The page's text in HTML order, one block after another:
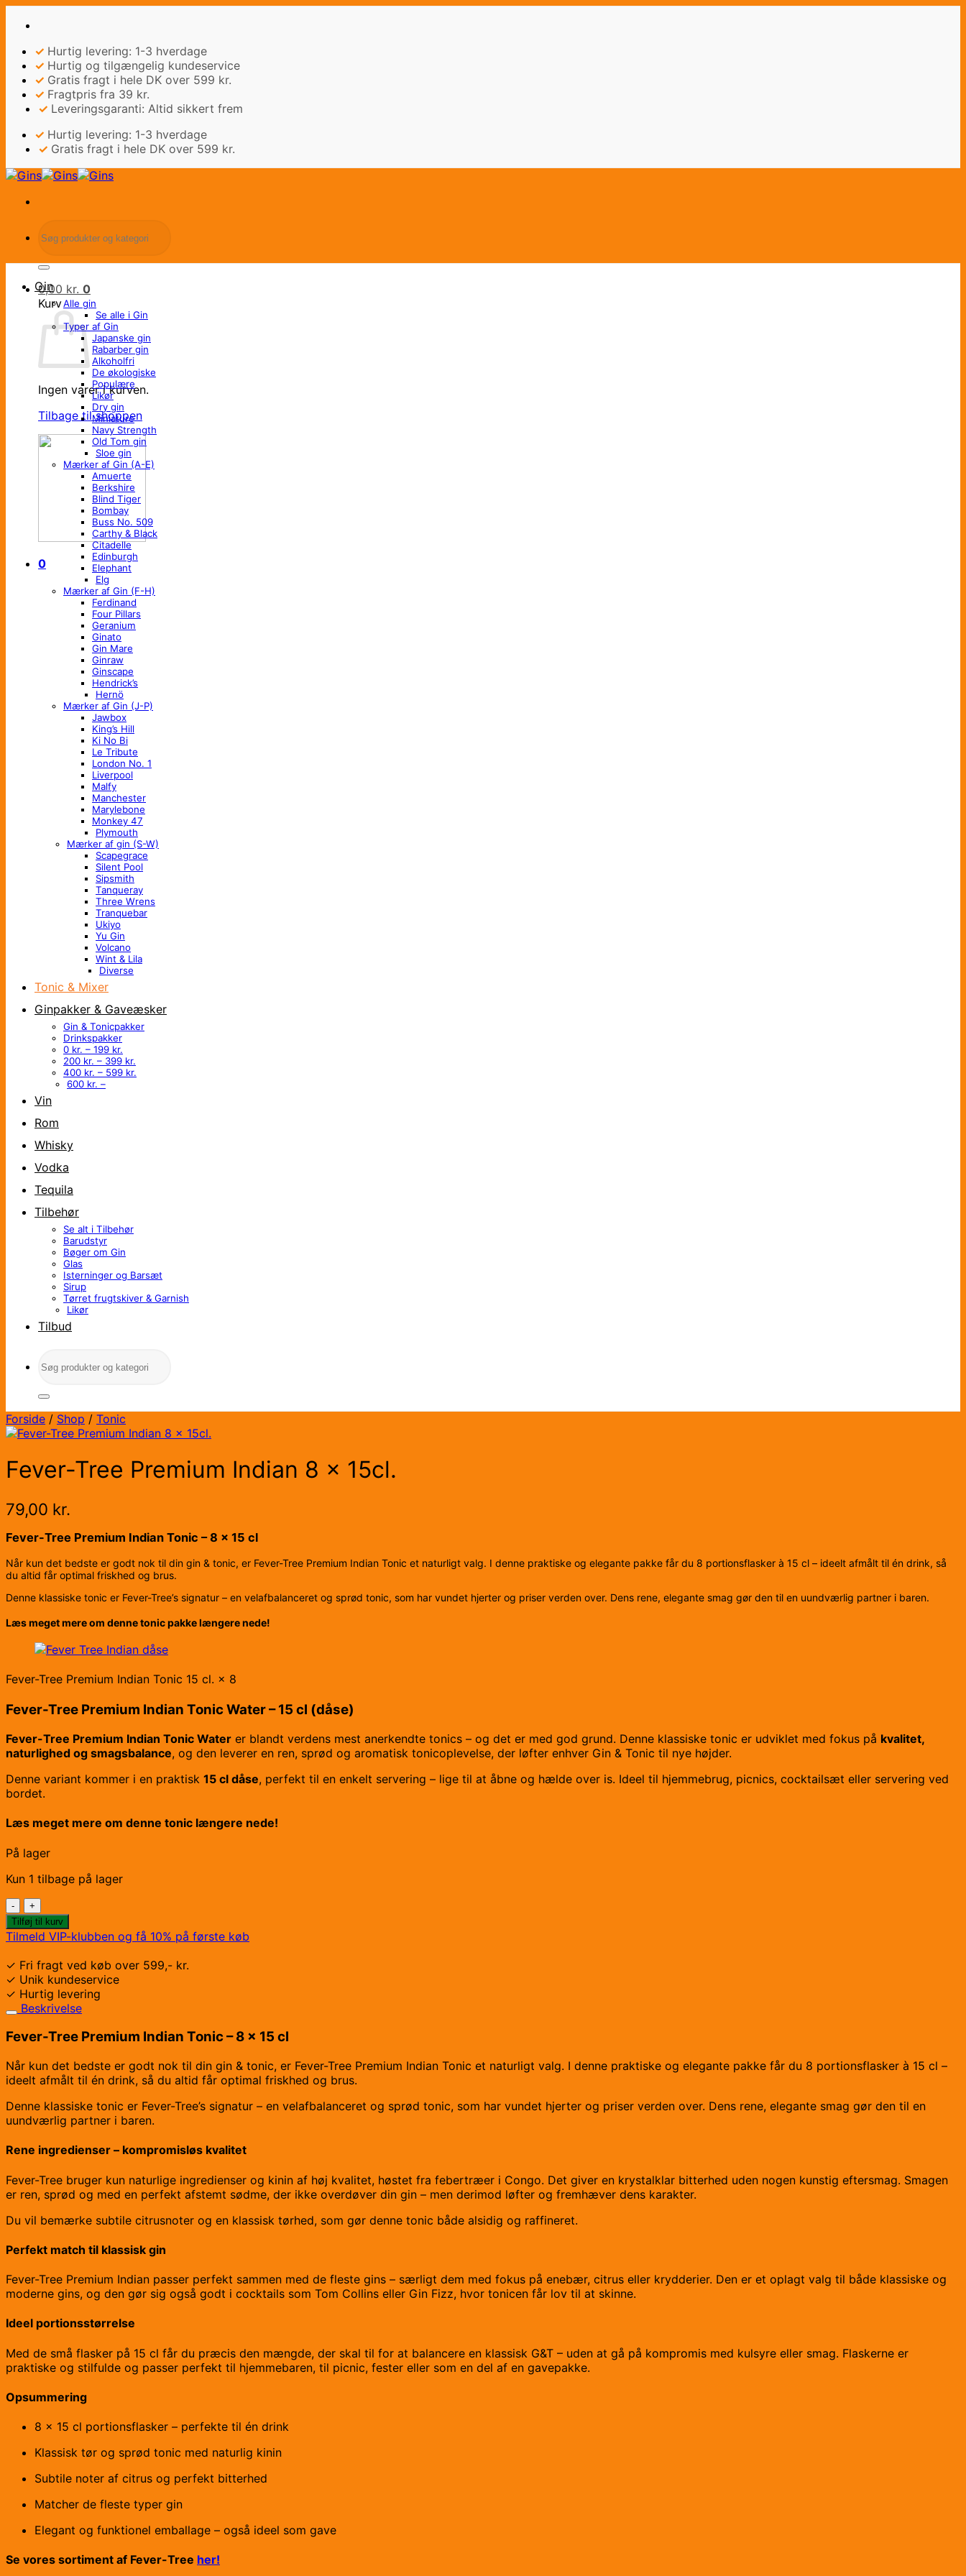
✓ Hurtig levering: 1-3 hverdage
✓ Hurtig og tilgængelig kundeservice
✓ Gratis fragt i hele DK over 599 kr.
✓ Fragtpris fra 39 kr.
✓ Leveringsgaranti: Altid sikkert frem
✓ Hurtig levering: 1-3 hverdage
✓ Gratis fragt i hele DK over 599 kr.
efter:
0,00 kr. 0
Kurv
Ingen varer i kurven.
Tilbage til shoppen
0
Gin
Alle gin
Se alle i Gin
Typer af Gin
Japanske gin
Rabarber gin
Alkoholfri
De økologiske
Populære
Likør
Dry gin
Miniature
Navy Strength
Old Tom gin
Sloe gin
Mærker af Gin (A-E)
Amuerte
Berkshire
Blind Tiger
Bombay
Buss No. 509
Carthy & Black
Citadelle
Edinburgh
Elephant
Elg
Mærker af Gin (F-H)
Ferdinand
Four Pillars
Geranium
Ginato
Gin Mare
Ginraw
Ginscape
Hendrick’s
Hernö
Mærker af Gin (J-P)
Jawbox
King’s Hill
Ki No Bi
Le Tribute
London No. 1
Liverpool
Malfy
Manchester
Marylebone
Monkey 47
Plymouth
Mærker af gin (S-W)
Scapegrace
Silent Pool
Sipsmith
Tanqueray
Three Wrens
Tranquebar
Ukiyo
Yu Gin
Volcano
Wint & Lila
Diverse
Tonic & Mixer
Ginpakker & Gaveæsker
Gin & Tonicpakker
Drinkspakker
0 kr. – 199 kr.
200 kr. – 399 kr.
400 kr. – 599 kr.
600 kr. –
Vin
Rom
Whisky
Vodka
Tequila
Tilbehør
Se alt i Tilbehør
Barudstyr
Bøger om Gin
Glas
Isterninger og Barsæt
Sirup
Tørret frugtskiver & Garnish
Likør
Tilbud
efter:
Forside / Shop / Tonic
Fever-Tree Premium Indian 8 x 15cl.
79,00 kr.
Fever-Tree Premium Indian Tonic – 8 x 15 cl
Når kun det bedste er godt nok til din gin & tonic, er Fever-Tree Premium Indian Tonic et naturligt valg. I denne praktiske og elegante pakke får du 8 portionsflasker à 15 cl – ideelt afmålt til én drink, så
du altid får optimal friskhed og brus.
Denne klassiske tonic er Fever-Tree’s signatur – en velafbalanceret og sprød tonic, som har vundet hjerter og priser verden over. Dens rene, elegante smag gør den til en uundværlig partner i baren.
Læs meget mere om denne tonic pakke længere nede!
Fever-Tree Premium Indian Tonic 15 cl. × 8
Fever-Tree Premium Indian Tonic Water – 15 cl (dåse)
Fever-Tree Premium Indian Tonic Water er blandt verdens mest anerkendte tonics – og det er med god grund. Denne klassiske tonic er udviklet med fokus på kvalitet,
naturlighed og smagsbalance, og den leverer en ren, sprød og aromatisk tonicoplevelse, der løfter enhver Gin & Tonic til nye højder.
Denne variant kommer i en praktisk 15 cl dåse, perfekt til en enkelt servering – lige til at åbne og hælde over is. Ideel til hjemmebrug, picnics, cocktailsæt eller servering ved
bordet.
Læs meget mere om denne tonic længere nede!
På lager
Kun 1 tilbage på lager
Fever-
Tree
Premium
Indian
8
x
15cl.
antal
Tilføj til kurv
Tilmeld VIP-klubben og få 10% på første køb
✓ Fri fragt ved køb over 599,- kr.
✓ Unik kundeservice
✓ Hurtig levering
Beskrivelse
Fever-Tree Premium Indian Tonic – 8 x 15 cl
Når kun det bedste er godt nok til din gin & tonic, er Fever-Tree Premium Indian Tonic et naturligt valg. I denne praktiske og elegante pakke får du 8 portionsflasker à 15 cl –
ideelt afmålt til én drink, så du altid får optimal friskhed og brus.
Denne klassiske tonic er Fever-Tree’s signatur – en velafbalanceret og sprød tonic, som har vundet hjerter og priser verden over. Dens rene, elegante smag gør den til en
uundværlig partner i baren.
Rene ingredienser – kompromisløs kvalitet
Fever-Tree bruger kun naturlige ingredienser og kinin af høj kvalitet, høstet fra febertræer i Congo. Det giver en krystalklar bitterhed uden nogen kunstig eftersmag. Smagen
er ren, sprød og med en perfekt afstemt sødme, der ikke overdøver din gin – men derimod løfter og fremhæver dens karakter.
Du vil bemærke subtile citrusnoter og en klassisk tørhed, som gør denne tonic både alsidig og raffineret.
Perfekt match til klassisk gin
Fever-Tree Premium Indian passer perfekt sammen med de fleste gins – særligt dem med fokus på enebær, citrus eller krydderier. Den er et oplagt valg til både klassiske og
moderne gins, og den gør sig også godt i cocktails som Tom Collins eller Gin Fizz, hvor tonicen får lov til at skinne.
Ideel portionsstørrelse
Med de små flasker på 15 cl får du præcis den mængde, der skal til for at balancere en klassisk G&T – uden at gå på kompromis med kulsyre eller smag. Flaskerne er
praktiske og stilfulde og passer perfekt til hjemmebaren, til picnic, fester eller som en del af en gavepakke.
Opsummering
8 x 15 cl portionsflasker – perfekte til én drink
Klassisk tør og sprød tonic med naturlig kinin
Subtile noter af citrus og perfekt bitterhed
Matcher de fleste typer gin
Elegant og funktionel emballage – også ideel som gave
Se vores sortiment af Fever-Tree her!